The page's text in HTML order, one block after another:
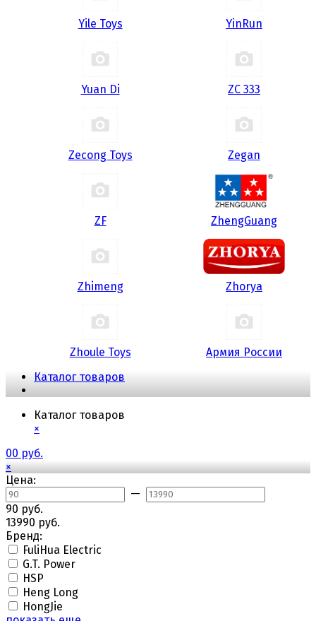
Yile Toys YinRun
Yuan Di ZC 333
Zecong Toys Zegan
ZF ZhengGuang
Zhimeng Zhorya
Zhoule Toys
Армия России
Каталог товаров
Каталог товаров
×
00 руб.
×
Цена:
—
90 руб.
13990 руб.
Бренд:
FuliHua Electric
G.T. Power
HSP
Heng Long
HongJie